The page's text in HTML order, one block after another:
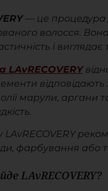
— це процедура
волосся.
і
LAvRECOVERY
відповідають
марули, аргани
фарбування або
LAvRECOVERY?